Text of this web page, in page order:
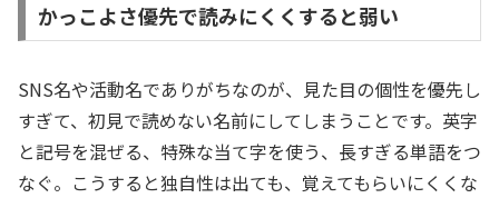
かっこよさ優先で読みにくくすると弱い
SNS名や活動名でありがちなのが、見た目の個性を優先し
すぎて、初見で読めない名前にしてしまうことです。英字
と記号を混ぜる、特殊な当て字を使う、長すぎる単語をつ
なぐ。こうすると独自性は出ても、覚えてもらいにくくな